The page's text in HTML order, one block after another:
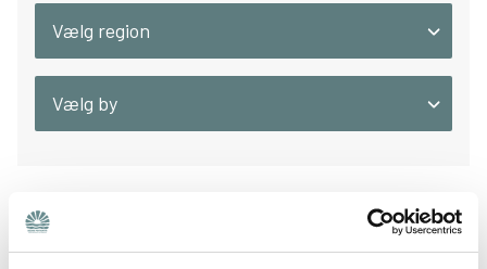
Vælg region
Vælg by
VEJLE